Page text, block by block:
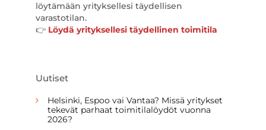
löytämään yrityksellesi täydellisen
varastotilan.
👉 Löydä yrityksellesi täydellinen toimitila
Uutiset
Helsinki, Espoo vai Vantaa? Missä yritykset
tekevät parhaat toimitilalöydöt vuonna
2026?